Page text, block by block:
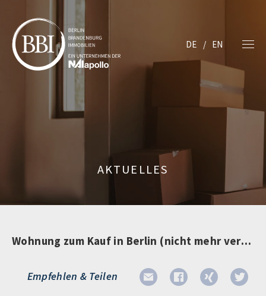
DE EN
AKTUELLES
Wohnung zum Kauf in Berlin (nicht mehr verfügbar)
Empfehlen & Teilen